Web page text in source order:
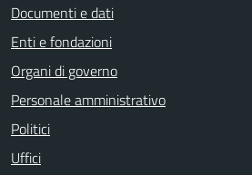
Documenti e dati
Enti e fondazioni
Organi di governo
Personale amministrativo
Politici
Uffici